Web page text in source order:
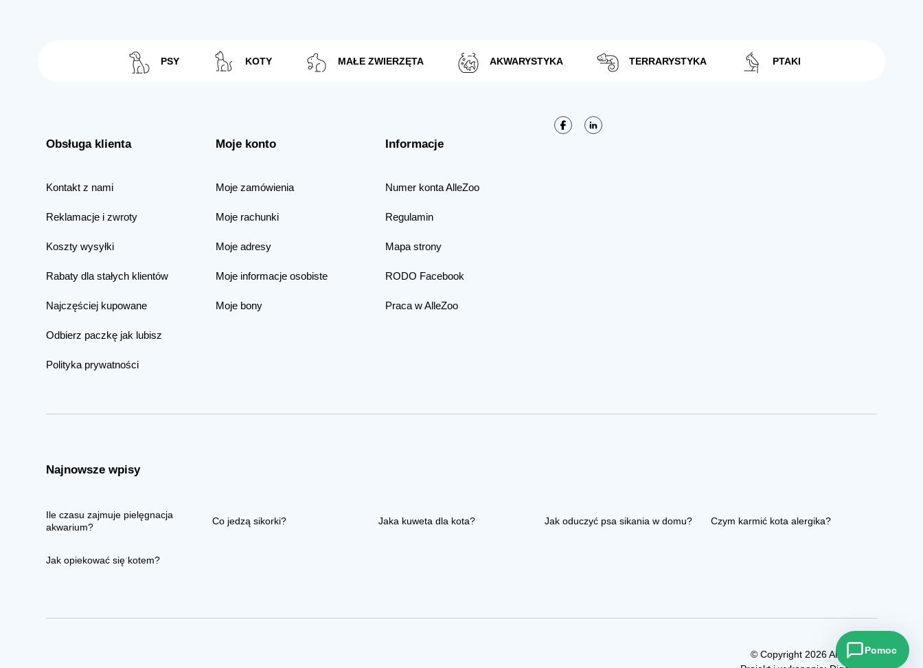
PSY KOTY MAŁE ZWIERZĘTA AKWARYSTYKA TERRARYSTYKA PTAKI
Obsługa klienta
Kontakt z nami
Reklamacje i zwroty
Koszty wysyłki
Rabaty dla stałych klientów
Najczęściej kupowane
Odbierz paczkę jak lubisz
Polityka prywatności
Moje konto
Moje zamówienia
Moje rachunki
Moje adresy
Moje informacje osobiste
Moje bony
Informacje
Numer konta AlleZoo
Regulamin
Mapa strony
RODO Facebook
Praca w AlleZoo
Najnowsze wpisy
Ile czasu zajmuje pielęgnacja
akwarium?
Co jedzą sikorki? Jaka kuweta dla kota? Jak oduczyć psa sikania w domu? Czym karmić kota alergika?
Jak opiekować się kotem?
© Copyright 2026 Allezoo Pomoc